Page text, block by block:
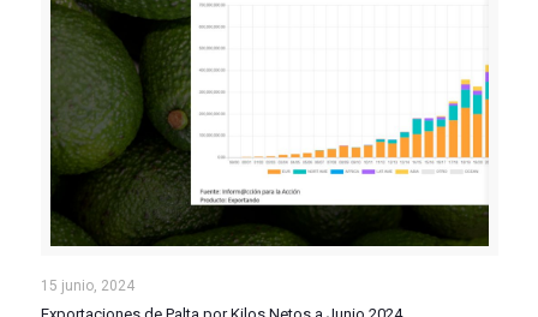
Exportaciones de Palta por Kilos Netos a Junio 2024
15 junio, 2024